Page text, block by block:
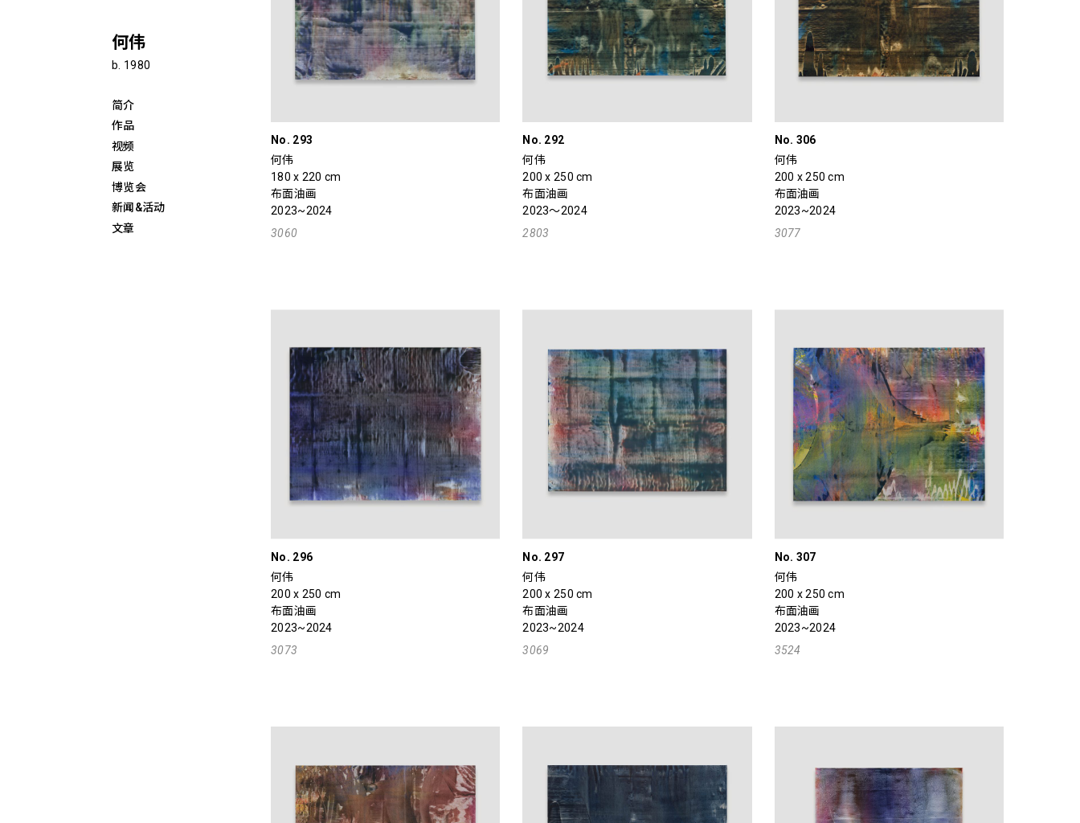
何伟
b. 1980
简介
作品
视频
展览
博览会
新闻&活动
文章
No. 293
何伟
180 x 220 cm
布面油画
2023~2024
3060
No. 292
何伟
200 x 250 cm
布面油画
2023～2024
2803
No. 306
何伟
200 x 250 cm
布面油画
2023~2024
3077
No. 296
何伟
200 x 250 cm
布面油画
2023~2024
3073
No. 297
何伟
200 x 250 cm
布面油画
2023~2024
3069
No. 307
何伟
200 x 250 cm
布面油画
2023~2024
3524